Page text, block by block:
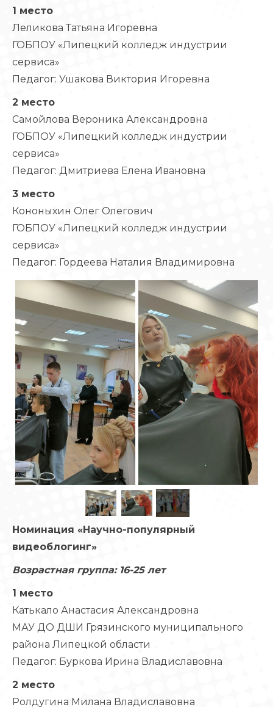
1 место
Леликова Татьяна Игоревна
ГОБПОУ «Липецкий колледж индустрии
сервиса»
Педагог: Ушакова Виктория Игоревна
2 место
Самойлова Вероника Александровна
ГОБПОУ «Липецкий колледж индустрии
сервиса»
Педагог: Дмитриева Елена Ивановна
3 место
Кононыхин Олег Олегович
ГОБПОУ «Липецкий колледж индустрии
сервиса»
Педагог: Гордеева Наталия Владимировна
Номинация «Научно-популярный
видеоблогинг»
Возрастная группа: 16-25 лет
1 место
Катькало Анастасия Александровна
МАУ ДО ДШИ Грязинского муниципального
района Липецкой области
Педагог: Буркова Ирина Владиславовна
2 место
Ролдугина Милана Владиславовна